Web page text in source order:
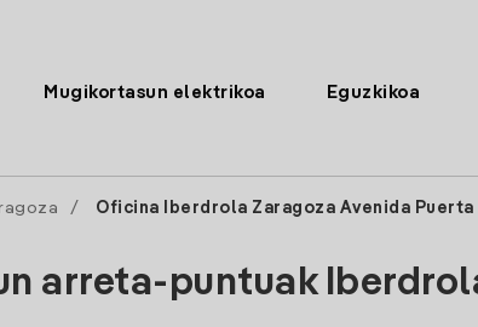
Mugikortasun elektrikoa Eguzkikoa
/ Oficina Iberdrola Zaragoza Avenida Puerta
arreta-puntuak